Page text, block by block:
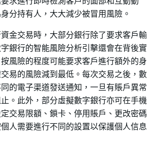
分持有人，大大減少被冒用風險。
金交易時，大部分銀行除了要求客戶輸
銀行的智能風險分析引擊還會在背後實
風險的程度可能要求客戶進行額外的身
易的風險減到最低。每次交易之後，數
的電子渠道發送通知，一旦有賬戶異常
。此外，部分虛擬數字銀行亦可在手機
交易限額、鎖卡、停用賬戶、更改密碼
人需要進行不同的設置以保護個人信息